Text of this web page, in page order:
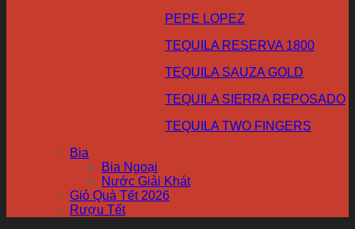
PEPE LOPEZ
TEQUILA RESERVA 1800
TEQUILA SAUZA GOLD
TEQUILA SIERRA REPOSADO
TEQUILA TWO FINGERS
Bia
Bia Ngoại
Nước Giải Khát
Giỏ Quà Tết 2026
Rượu Tết